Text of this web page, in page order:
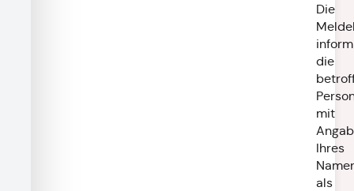
Die
die
mit
Ihres
als